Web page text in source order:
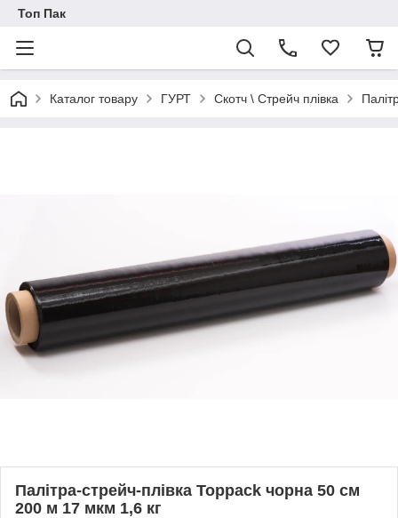
Топ Пак
Каталог товару ГУРТ Скотч \ Стрейч плівка
Палітра-стрейч-плівка Toppack чорна 50 см
200 м 17 мкм 1,6 кг